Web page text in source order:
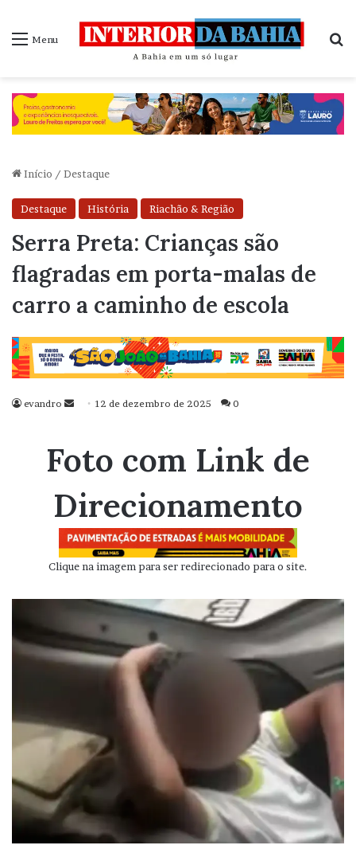
Menu
Início / Destaque
Destaque História Riachão & Região
Serra Preta: Crianças são
flagradas em porta-malas de
carro a caminho de escola
evandro
Mande
mail
12 de dezembro de 2025 0
Foto com Link de
Direcionamento
Clique na imagem para ser redirecionado para o site.